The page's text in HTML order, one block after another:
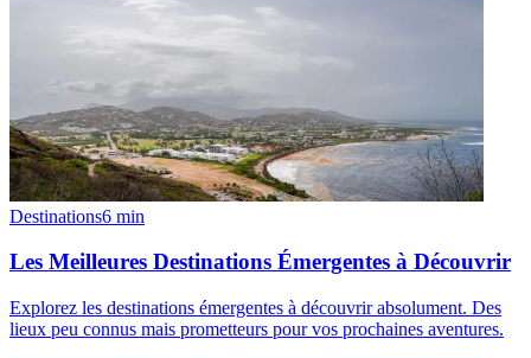
Destinations6 min
Les Meilleures Destinations Émergentes à Découvrir
Explorez les destinations émergentes à découvrir absolument. Des
lieux peu connus mais prometteurs pour vos prochaines aventures.